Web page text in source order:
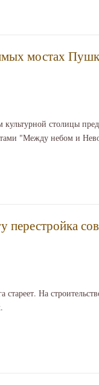
мостах
культурной столицы
"Между небом и
перестройка
стареет. На